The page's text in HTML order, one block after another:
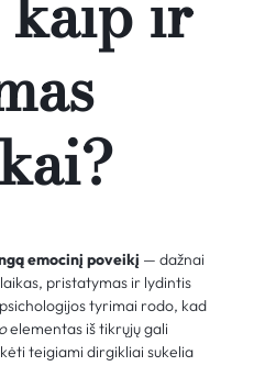
emocinį poveikį — dažnai
pristatymas ir lydintis
tyrimai rodo, kad
elementas iš tikrųjų gali
teigiami dirgikliai sukelia